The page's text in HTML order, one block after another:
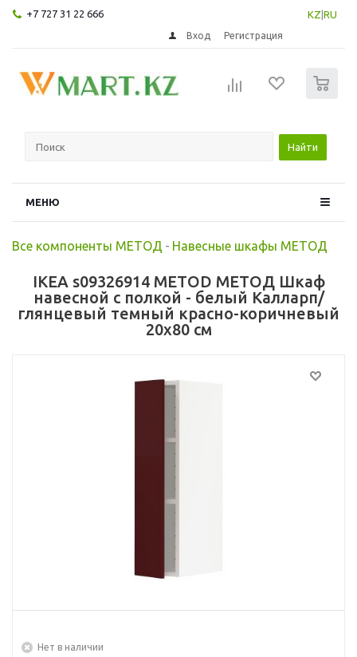
+7 727 31 22 666 KZ RU
Вход Регистрация
Найти
МЕНЮ
Все компоненты МЕТОД - Навесные шкафы МЕТОД
IKEA s09326914 METOD МЕТОД Шкаф
навесной с полкой - белый Калларп/
глянцевый темный красно-коричневый
20x80 см
Нет в наличии